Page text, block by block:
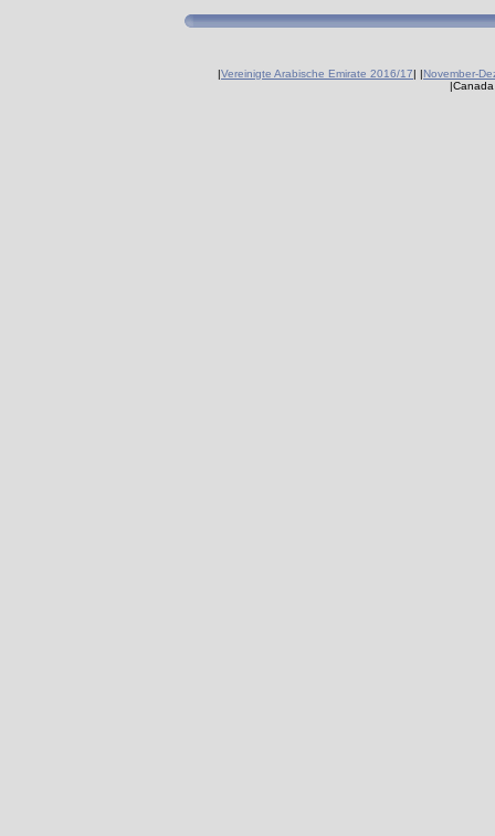
|Vereinigte Arabische Emirate 2016/17| |November-